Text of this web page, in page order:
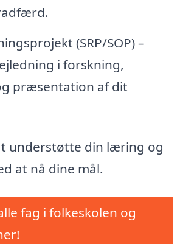
(SRP/SOP) –
i forskning,
præsentation af dit
understøtte din læring og
at nå dine mål.
fag i folkeskolen og